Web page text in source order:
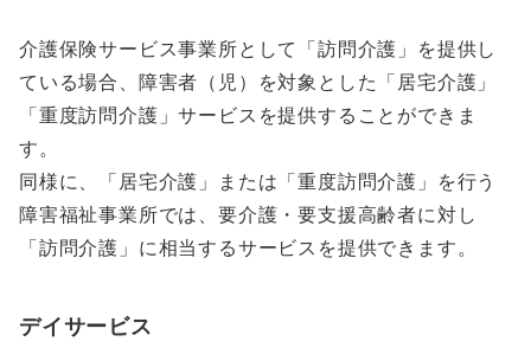
介護保険サービス事業所として「訪問介護」を提供し
ている場合、障害者（児）を対象とした「居宅介護」
「重度訪問介護」サービスを提供することができま
す。
同様に、「居宅介護」または「重度訪問介護」を行う
障害福祉事業所では、要介護・要支援高齢者に対し
「訪問介護」に相当するサービスを提供できます。
デイサービス